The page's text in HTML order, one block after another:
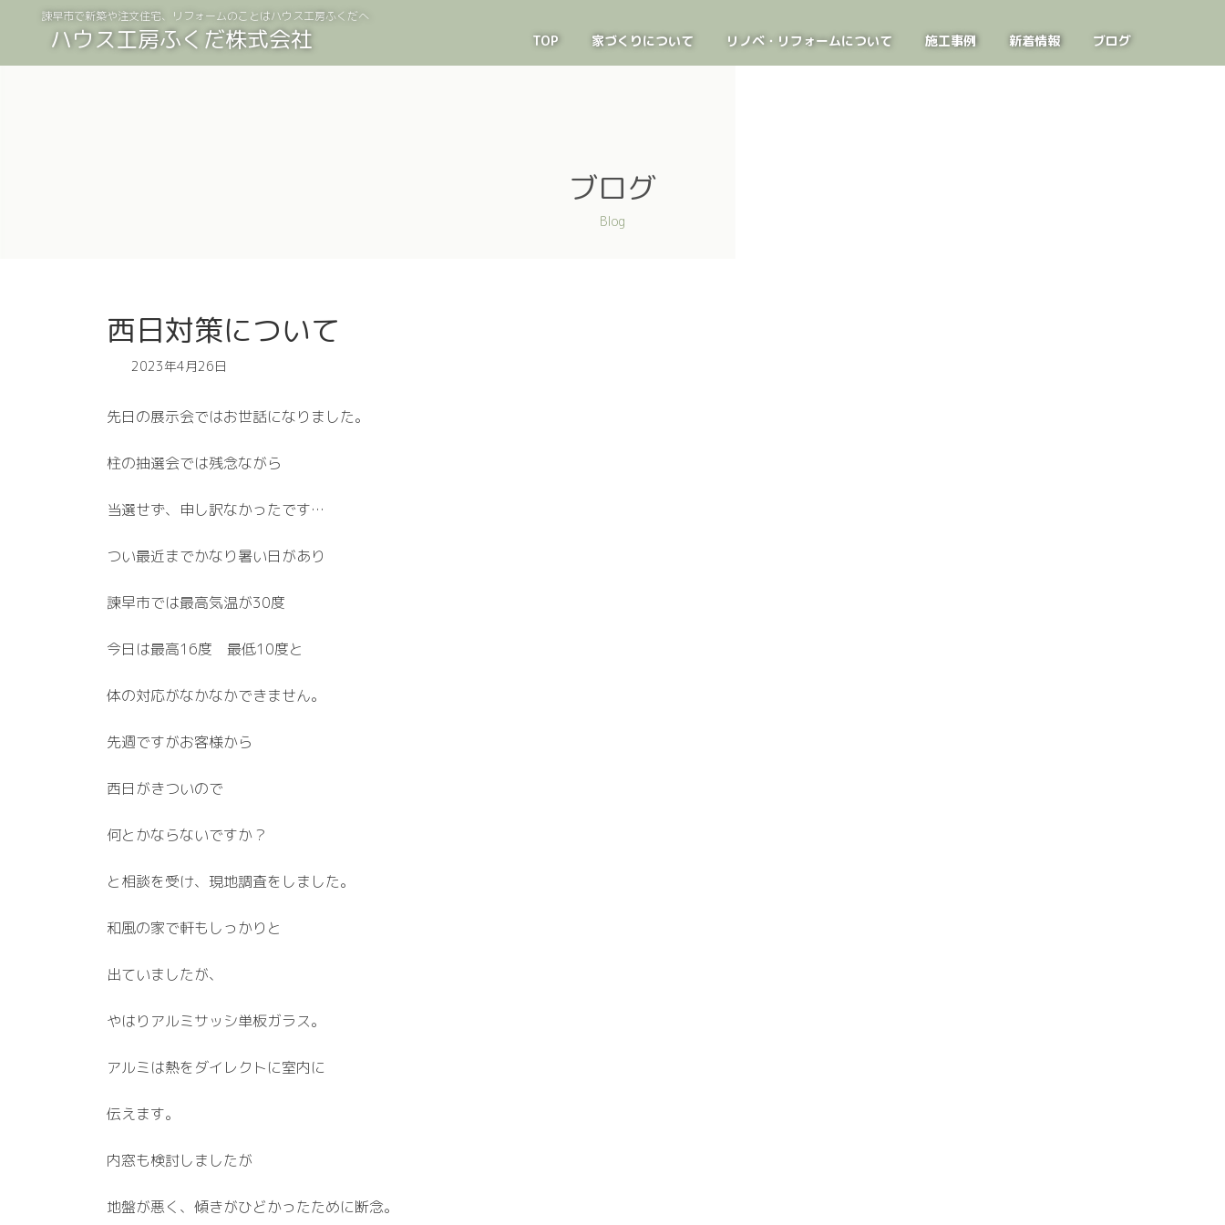
ン
ー
諫早市で新築や注文住宅、リフォームのことはハウス工房ふくだへ
ハウス工房ふくだ株式会社 TOP 家づくりについて リノベ・リフォームについて 施工事例 新着情報 ブログ
ブログ
Blog
西日対策について
2023年4月26日
先日の展示会ではお世話になりました。
柱の抽選会では残念ながら
当選せず、申し訳なかったです…
つい最近までかなり暑い日があり
諫早市では最高気温が30度
今日は最高16度 最低10度と
体の対応がなかなかできません。
先週ですがお客様から
西日がきついので
何とかならないですか？
と相談を受け、現地調査をしました。
和風の家で軒もしっかりと
出ていましたが、
やはりアルミサッシ単板ガラス。
アルミは熱をダイレクトに室内に
伝えます。
内窓も検討しましたが
地盤が悪く、傾きがひどかったために断念。